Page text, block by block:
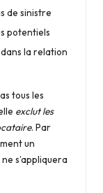
de sinistre
potentiels
la relation
tous les
exclut les
. Par
un
s’appliquera